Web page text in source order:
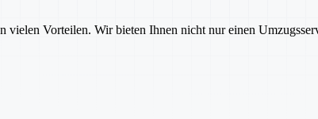
vielen Vorteilen. Wir bieten Ihnen nicht nur einen